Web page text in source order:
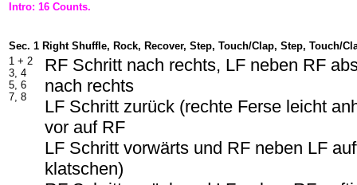
Intro: 16 Counts.
Sec. 1 Right Shuffle, Rock, Recover, Step, Touch/Clap, Step, Touch/
1 + 2
3, 4
5, 6
7, 8
RF Schritt nach rechts, LF neben RF
nach rechts
LF Schritt zurück (rechte Ferse leicht
vor auf RF
LF Schritt vorwärts und RF neben LF
klatschen)